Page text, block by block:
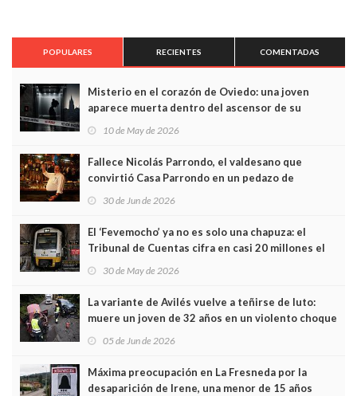
POPULARES RECIENTES COMENTADAS
Misterio en el corazón de Oviedo: una joven
aparece muerta dentro del ascensor de su
edificio y las cámaras captan sus últimos minutos
10 de May de 2026
Fallece Nicolás Parrondo, el valdesano que
convirtió Casa Parrondo en un pedazo de
Asturias en Madrid
30 de Jun de 2026
El ‘Fevemocho’ ya no es solo una chapuza: el
Tribunal de Cuentas cifra en casi 20 millones el
sobrecoste de los trenes que no cabían por los
30 de May de 2026
La variante de Avilés vuelve a teñirse de luto:
muere un joven de 32 años en un violento choque
frontal
05 de Jun de 2026
Máxima preocupación en La Fresneda por la
desaparición de Irene, una menor de 15 años